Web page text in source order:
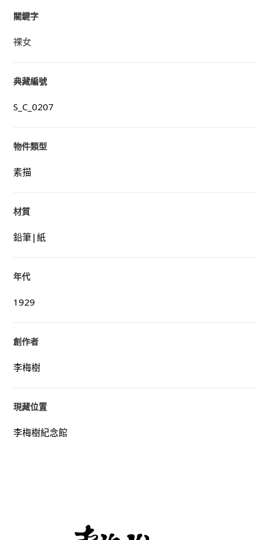
關鍵字
裸女
典藏編號
S_C_0207
物件類型
素描
材質
鉛筆|紙
年代
1929
創作者
李梅樹
現藏位置
李梅樹紀念館